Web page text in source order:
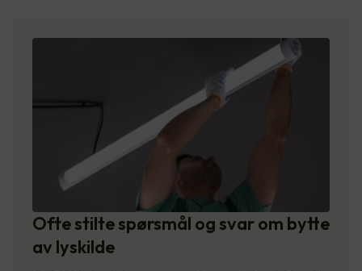
Ofte stilte spørsmål og svar om bytte
av lyskilde